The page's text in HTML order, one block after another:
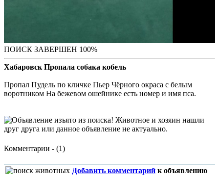
ПОИСК ЗАВЕРШЕН 100%
Хабаровск Пропала собака кобель
Пропал Пудель по кличке Пьер Чёрного окраса с белым
воротником На бежевом ошейнике есть номер и имя пса.
Комментарии - (1)
Добавить комментарий к объявлению